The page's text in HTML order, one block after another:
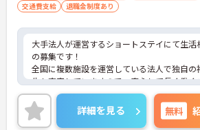
交通費支給
退職金制度あり
大手法人が運営するショートステイにて生活
の募集です！
全国に複数施設を運営している法人で独自の
生も充実していますので、安心して長く働く
できます◎
年間休日110日以上でしっかりお休みも取得
ので、ワークライフバランスを大切にしたい
詳細を見る 無料